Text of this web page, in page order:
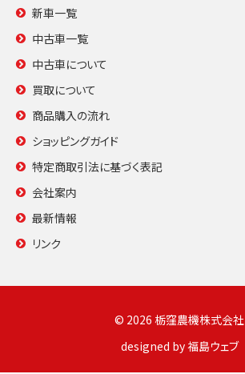
新車一覧
中古車一覧
中古車について
買取について
商品購入の流れ
ショッピングガイド
特定商取引法に基づく表記
会社案内
最新情報
リンク
© 2026 栃窪農機株式会社
designed by福島ウェブ